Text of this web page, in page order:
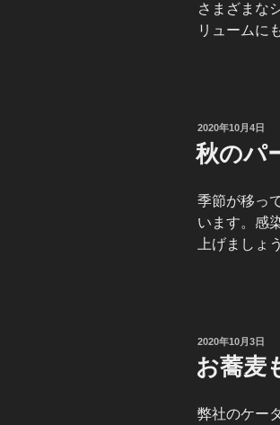
さまざまな
リュームに
投
稿
日:
2020年10月4日
秋のパ
季節が移っ
います。感
上げましょ
投
稿
日:
2020年10月3日
お蕎麦
弊社のケー